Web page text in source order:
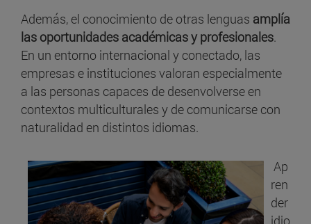
Además, el conocimiento de otras lenguas amplía
las oportunidades académicas y profesionales.
En un entorno internacional y conectado, las
empresas e instituciones valoran especialmente
a las personas capaces de desenvolverse en
contextos multiculturales y de comunicarse con
naturalidad en distintos idiomas.
Ap
ren
der
idio